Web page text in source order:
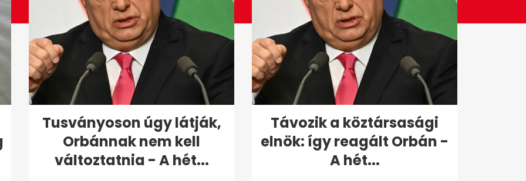
Tusványoson úgy látják,
Orbánnak nem kell
változtatnia - A hét...
Távozik a köztársasági
elnök: így reagált Orbán -
A hét...